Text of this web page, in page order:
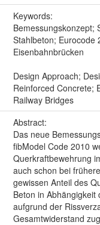
Keywords:
Bemessungskonzept;
Stahlbeton; Eurocode
Eisenbahnbrücken
Design Approach;
Reinforced Concrete;
Railway Bridges
Abstract:
Das neue
fibModel Code 2010
Querkraftbewehrung
auch schon bei
gewissen Anteil des
Beton in
aufgrund der
Gesamtwiderstand